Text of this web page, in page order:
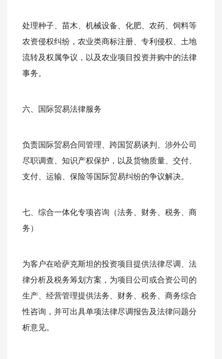
处理种子、苗木、机械设备、化肥、农药、饲料等
农资侵权纠纷，农业类商标注册、专利侵权、土地
流转及权属争议，以及农业项目投资并购中的法律
事务。
六、国际贸易法律服务
负责国际贸易合同管理、跨国贸易谈判、涉外公司
尽职调查、知识产权保护，以及货物质量、交付、
支付、运输、保险等国际贸易纠纷的争议解决。
七、综合一体化专项咨询（法务、财务、税务、商
务）
为客户在哈萨克斯坦的投资项目提供法律尽调、法
律分析及税务筹划方案，为项目公司或合资公司的
生产、经营管理提供法务、财务、税务、商务综合
性咨询，并可出具单项法律尽调报告及法律问题分
析意见。